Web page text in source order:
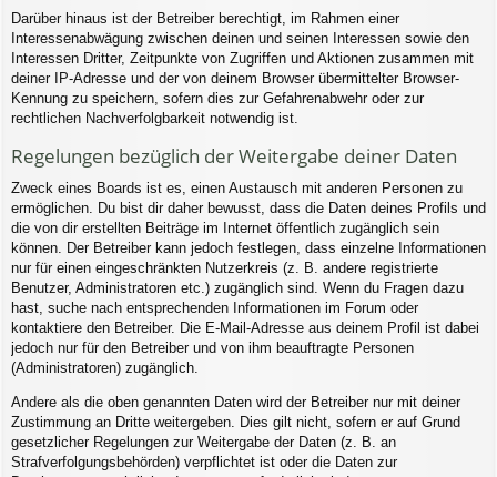
Darüber hinaus ist der Betreiber berechtigt, im Rahmen einer
Interessenabwägung zwischen deinen und seinen Interessen sowie den
Interessen Dritter, Zeitpunkte von Zugriffen und Aktionen zusammen mit
deiner IP-Adresse und der von deinem Browser übermittelter Browser-
Kennung zu speichern, sofern dies zur Gefahrenabwehr oder zur
rechtlichen Nachverfolgbarkeit notwendig ist.
Regelungen bezüglich der Weitergabe deiner Daten
Zweck eines Boards ist es, einen Austausch mit anderen Personen zu
ermöglichen. Du bist dir daher bewusst, dass die Daten deines Profils und
die von dir erstellten Beiträge im Internet öffentlich zugänglich sein
können. Der Betreiber kann jedoch festlegen, dass einzelne Informationen
nur für einen eingeschränkten Nutzerkreis (z. B. andere registrierte
Benutzer, Administratoren etc.) zugänglich sind. Wenn du Fragen dazu
hast, suche nach entsprechenden Informationen im Forum oder
kontaktiere den Betreiber. Die E-Mail-Adresse aus deinem Profil ist dabei
jedoch nur für den Betreiber und von ihm beauftragte Personen
(Administratoren) zugänglich.
Andere als die oben genannten Daten wird der Betreiber nur mit deiner
Zustimmung an Dritte weitergeben. Dies gilt nicht, sofern er auf Grund
gesetzlicher Regelungen zur Weitergabe der Daten (z. B. an
Strafverfolgungsbehörden) verpflichtet ist oder die Daten zur